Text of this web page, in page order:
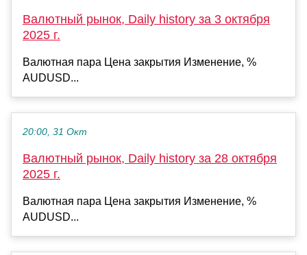
Валютный рынок, Daily history за 3 октября
2025 г.
Валютная пара Цена закрытия Изменение, %
AUDUSD...
20:00, 31 Окт
Валютный рынок, Daily history за 28 октября
2025 г.
Валютная пара Цена закрытия Изменение, %
AUDUSD...